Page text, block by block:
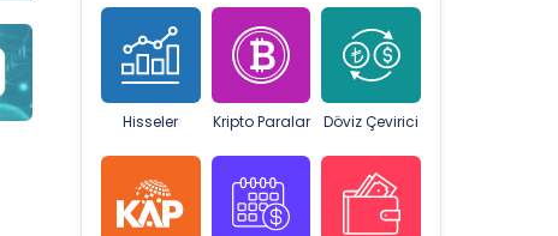
Hisseler Kripto Paralar Döviz Çevirici